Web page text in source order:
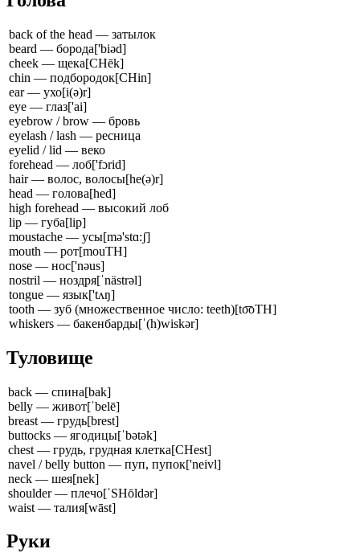
back of the head — затылок
beard — борода['biəd]
cheek — щека[CHēk]
chin — подбородок[CHin]
ear — ухо[i(ə)r]
eye — глаз['ai]
eyebrow / brow — бровь
eyelash / lash — ресница
eyelid / lid — веко
forehead — лоб['fɔrid]
hair — волос, волосы[he(ə)r]
head — голова[hed]
high forehead — высокий лоб
lip — губа[lip]
moustache — усы[mə'stɑ:ʃ]
mouth — рот[mouTH]
nose — нос['nəus]
nostril — ноздря[ˈnästrəl]
tongue — язык['tʌŋ]
tooth — зуб (множественное число: teeth)[to͞oTH]
whiskers — бакенбарды[ˈ(h)wiskər]
Туловище
back — спина[bak]
belly — живот[ˈbelē]
breast — грудь[brest]
buttocks — ягодицы[ˈbətək]
chest — грудь, грудная клетка[CHest]
navel / belly button — пуп, пупок['neivl]
neck — шея[nek]
shoulder — плечо[ˈSHōldər]
waist — талия[wāst]
Руки